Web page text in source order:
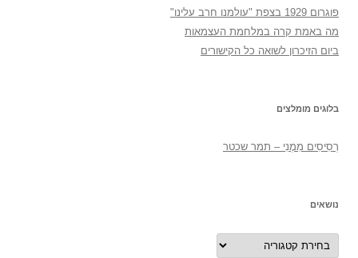
פוגרום 1929 בצפת "עולמנו חרב עלינו"
מה באמת קרה במלחמת העצמאות
ביום הזיכרון לשואה כל הקישורים
בלוגים מומלצים
רְסִיסִים מִמֶנִי – תמר שכטר
נושאים
נושאים